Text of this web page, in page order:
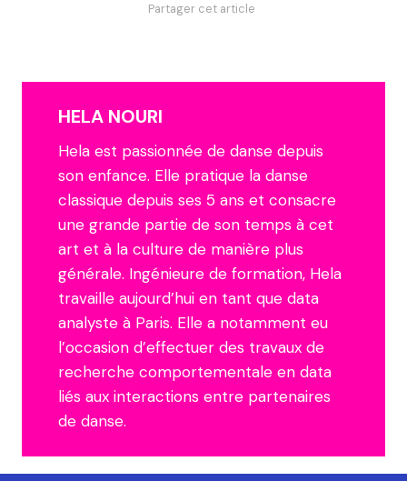
Partager cet article
HELA NOURI
Hela est passionnée de danse depuis
son enfance. Elle pratique la danse
classique depuis ses 5 ans et consacre
une grande partie de son temps à cet
art et à la culture de manière plus
générale. Ingénieure de formation, Hela
travaille aujourd’hui en tant que data
analyste à Paris. Elle a notamment eu
l’occasion d’effectuer des travaux de
recherche comportementale en data
liés aux interactions entre partenaires
de danse.